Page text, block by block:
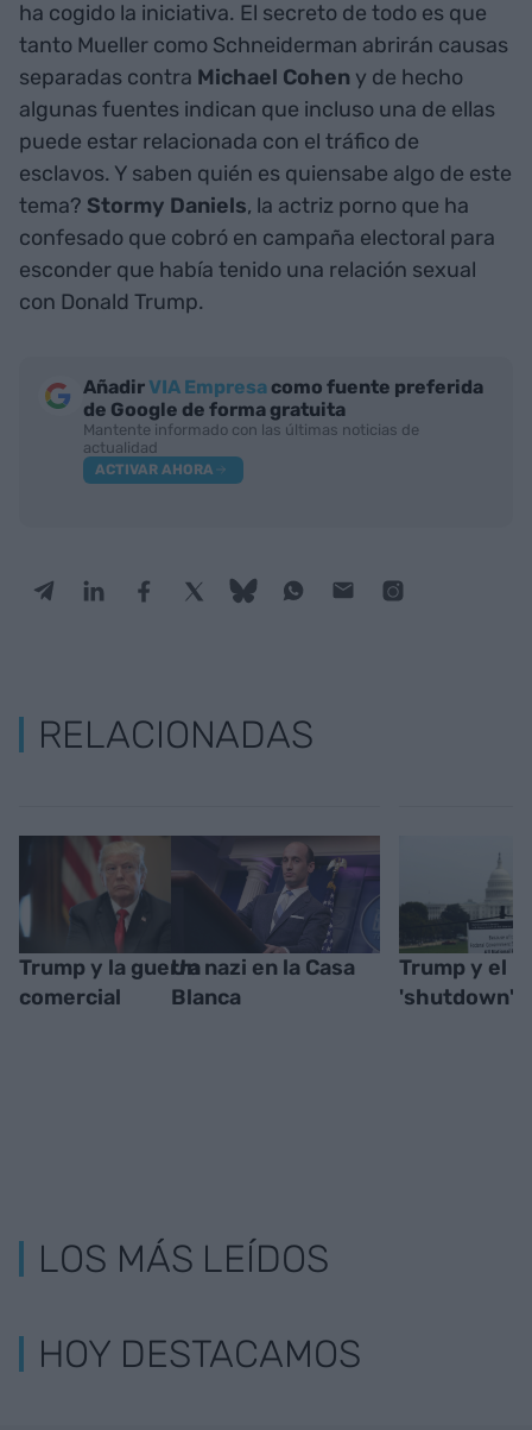
ha cogido la iniciativa. El secreto de todo es que
tanto Mueller como Schneiderman abrirán causas
separadas contra Michael Cohen y de hecho
algunas fuentes indican que incluso una de ellas
puede estar relacionada con el tráfico de
esclavos. Y saben quién es quiensabe algo de este
tema? Stormy Daniels, la actriz porno que ha
confesado que cobró en campaña electoral para
esconder que había tenido una relación sexual
con Donald Trump.
AñadirVIA Empresa como fuente preferida
de Google de forma gratuita
Mantente informado con las últimas noticias de
actualidad
ACTIVAR AHORA
RELACIONADAS
Trump y la guerra
comercial
Un nazi en la Casa
Blanca
Trump y el
'shutdown'
LOS MÁS LEÍDOS
HOY DESTACAMOS